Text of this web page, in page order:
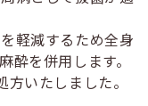
軽減するため全身
酔を併用します。
いたしました。